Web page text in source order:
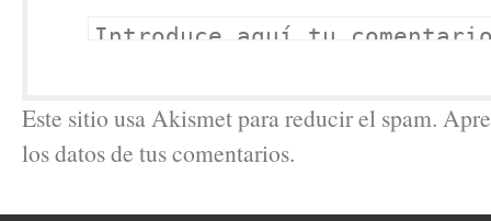
Este sitio usa Akismet para reducir el spam.
los datos de tus comentarios.